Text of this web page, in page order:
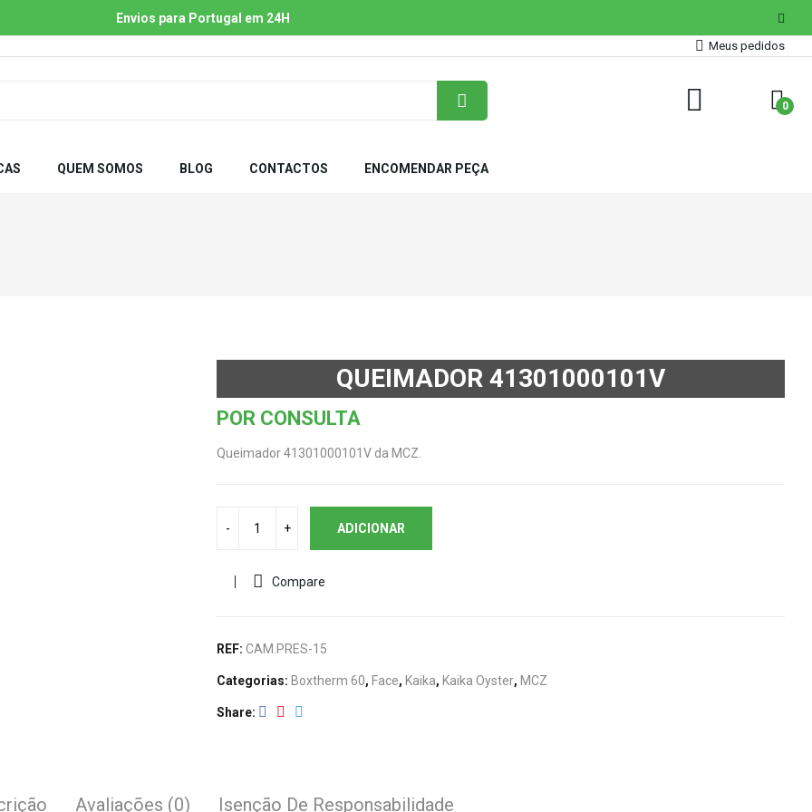
Envios para Portugal em 24H
Meus pedidos
0
QUEM SOMOS BLOG CONTACTOS ENCOMENDAR PEÇA
QUEIMADOR 41301000101V
POR CONSULTA
Queimador 41301000101V da MCZ.
ADICIONAR
Compare
REF: CAM.PRES-15
Categorias: Boxtherm 60, Face, Kaika, Kaika Oyster, MCZ
Share
Avaliações (0) Isenção De Responsabilidade